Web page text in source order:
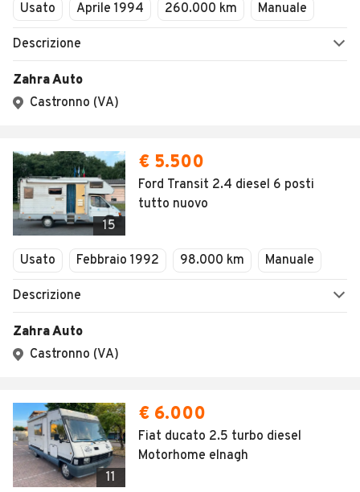
Usato Aprile 1994 260.000 km Manuale
Descrizione
Zahra Auto
Castronno (VA)
15
€ 5.500
Ford Transit 2.4 diesel 6 posti
tutto nuovo
Usato Febbraio 1992 98.000 km Manuale
Descrizione
Zahra Auto
Castronno (VA)
11
€ 6.000
Fiat ducato 2.5 turbo diesel
Motorhome elnagh